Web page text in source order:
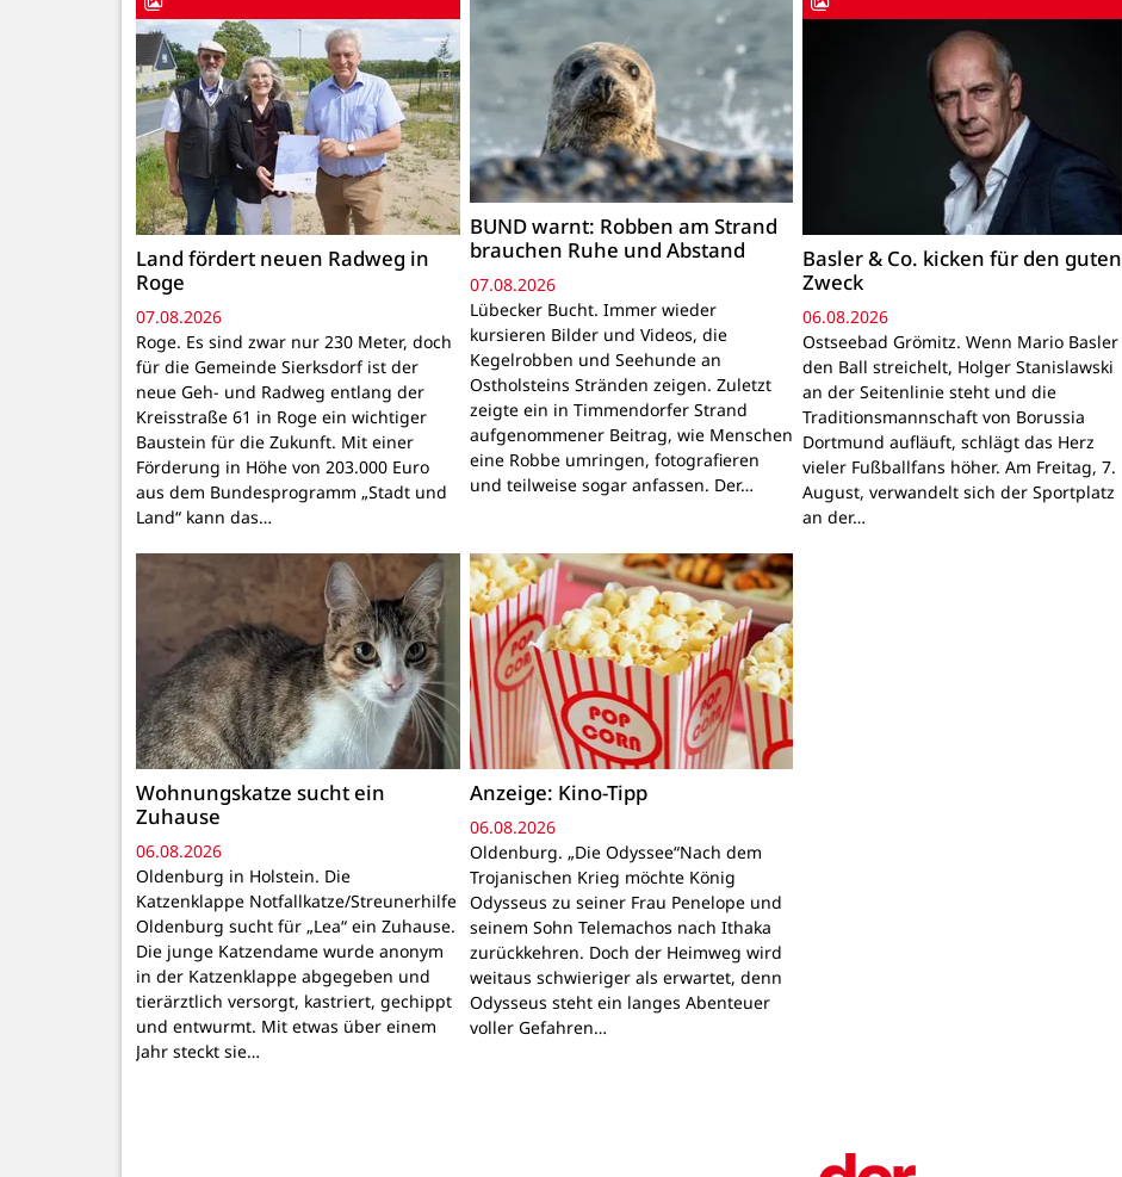
Land fördert neuen Radweg in
Roge
07.08.2026
Roge. Es sind zwar nur 230 Meter, doch
für die Gemeinde Sierksdorf ist der
neue Geh- und Radweg entlang der
Kreisstraße 61 in Roge ein wichtiger
Baustein für die Zukunft. Mit einer
Förderung in Höhe von 203.000 Euro
aus dem Bundesprogramm „Stadt und
Land“ kann das…
BUND warnt: Robben am Strand
brauchen Ruhe und Abstand
07.08.2026
Lübecker Bucht. Immer wieder
kursieren Bilder und Videos, die
Kegelrobben und Seehunde an
Ostholsteins Stränden zeigen. Zuletzt
zeigte ein in Timmendorfer Strand
aufgenommener Beitrag, wie Menschen
eine Robbe umringen, fotografieren
und teilweise sogar anfassen. Der…
Basler & Co. kicken für den guten
Zweck
06.08.2026
Ostseebad Grömitz. Wenn Mario Basler
den Ball streichelt, Holger Stanislawski
an der Seitenlinie steht und die
Traditionsmannschaft von Borussia
Dortmund aufläuft, schlägt das Herz
vieler Fußballfans höher. Am Freitag, 7.
August, verwandelt sich der Sportplatz
an der…
Wohnungskatze sucht ein
Zuhause
06.08.2026
Oldenburg in Holstein. Die
Katzenklappe Notfallkatze/Streunerhilfe
Oldenburg sucht für „Lea“ ein Zuhause.
Die junge Katzendame wurde anonym
in der Katzenklappe abgegeben und
tierärztlich versorgt, kastriert, gechippt
und entwurmt. Mit etwas über einem
Jahr steckt sie…
Anzeige: Kino-Tipp
06.08.2026
Oldenburg. „Die Odyssee“Nach dem
Trojanischen Krieg möchte König
Odysseus zu seiner Frau Penelope und
seinem Sohn Telemachos nach Ithaka
zurückkehren. Doch der Heimweg wird
weitaus schwieriger als erwartet, denn
Odysseus steht ein langes Abenteuer
voller Gefahren…